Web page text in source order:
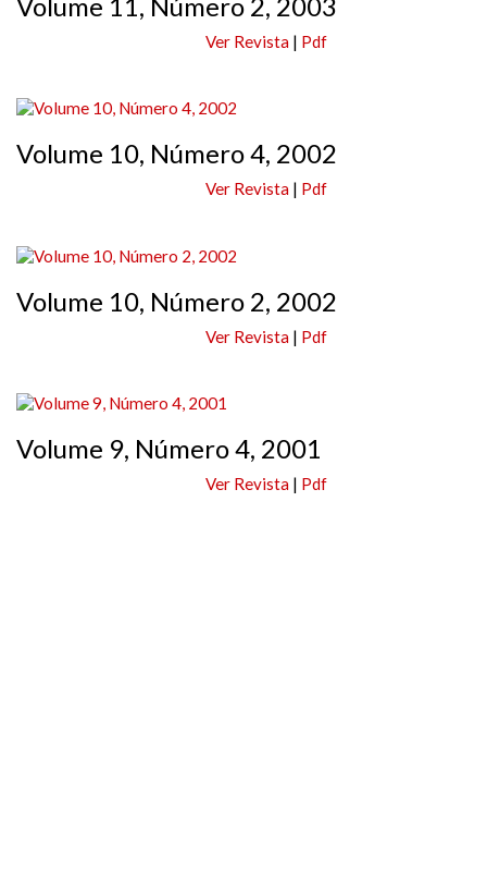
Ver Revista | Pdf
Volume 10, Número 4, 2002
Ver Revista | Pdf
Volume 10, Número 2, 2002
Ver Revista | Pdf
Volume 9, Número 4, 2001
Ver Revista | Pdf